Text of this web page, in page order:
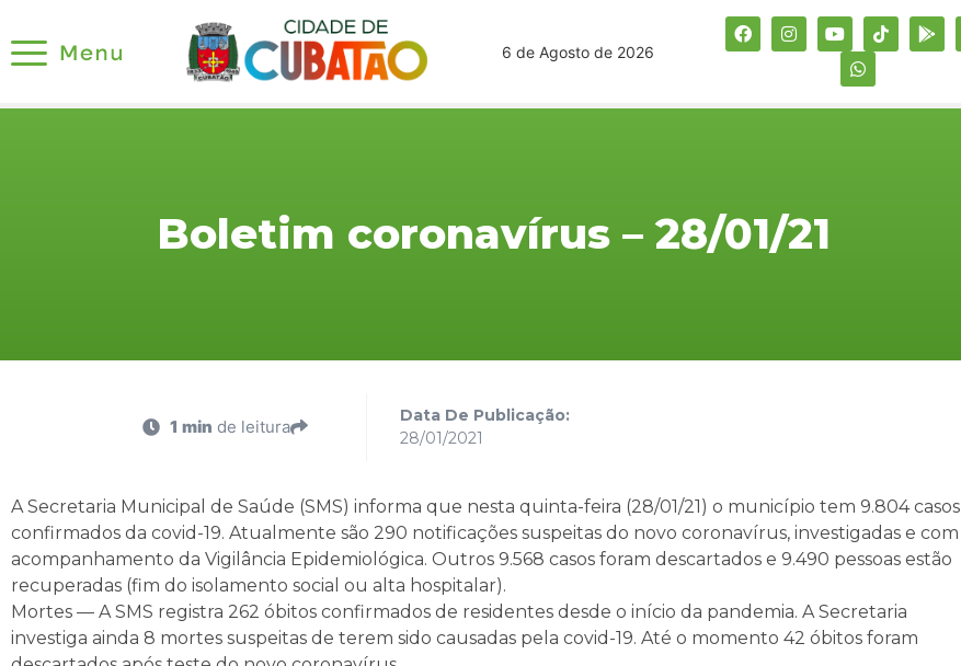
6 de Agosto de 2026
Boletim coronavírus – 28/01/21
1 min de leitura
Data De Publicação:
28/01/2021
A Secretaria Municipal de Saúde (SMS) informa que nesta quinta-feira (28/01/21) o município tem 9.804 casos
confirmados da covid-19. Atualmente são 290 notificações suspeitas do novo coronavírus, investigadas e com
acompanhamento da Vigilância Epidemiológica. Outros 9.568 casos foram descartados e 9.490 pessoas estão
recuperadas (fim do isolamento social ou alta hospitalar).
Mortes — A SMS registra 262 óbitos confirmados de residentes desde o início da pandemia. A Secretaria
investiga ainda 8 mortes suspeitas de terem sido causadas pela covid-19. Até o momento 42 óbitos foram